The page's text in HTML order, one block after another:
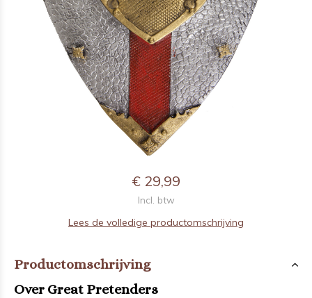
€ 29,99
Incl. btw
Lees de volledige productomschrijving
Productomschrijving
Over Great Pretenders